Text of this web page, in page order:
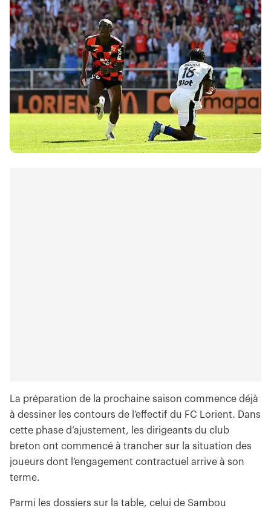
La préparation de la prochaine saison commence déjà
à dessiner les contours de l’effectif du FC Lorient. Dans
cette phase d’ajustement, les dirigeants du club
breton ont commencé à trancher sur la situation des
joueurs dont l’engagement contractuel arrive à son
terme.
Parmi les dossiers sur la table, celui de Sambou